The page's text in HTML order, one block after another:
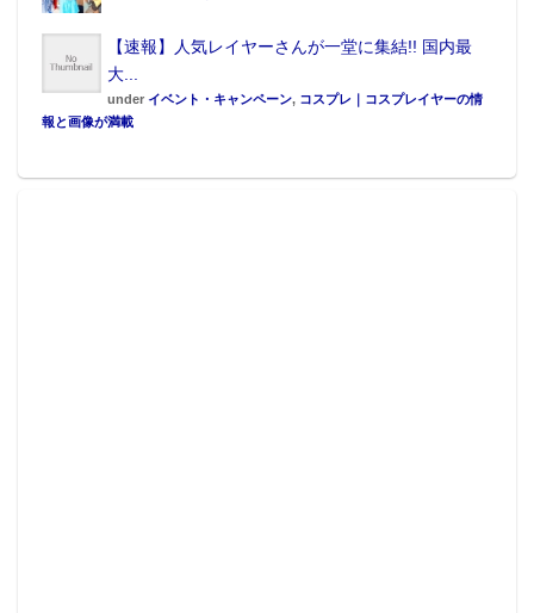
【速報】人気レイヤーさんが一堂に集結!! 国内最
大...
under イベント・キャンペーン, コスプレ｜コスプレイヤーの情
報と画像が満載